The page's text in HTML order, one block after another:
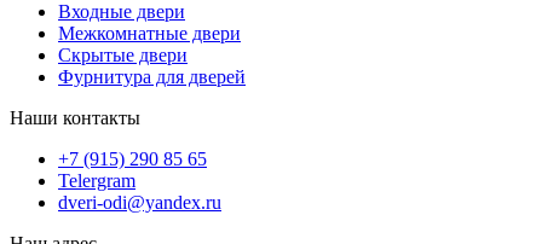
Входные двери
Межкомнатные двери
Скрытые двери
Фурнитура для дверей
Наши контакты
+7 (915) 290 85 65
Telergram
dveri-odi@yandex.ru